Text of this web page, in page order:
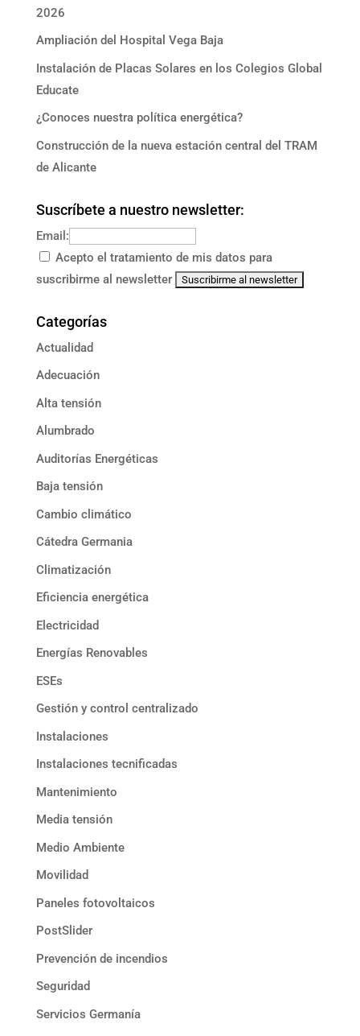
2026
Ampliación del Hospital Vega Baja
Instalación de Placas Solares en los Colegios Global
Educate
¿Conoces nuestra política energética?
Construcción de la nueva estación central del TRAM
de Alicante
Suscríbete a nuestro newsletter:
Email:
Acepto el tratamiento de mis datos para
suscribirme al newsletter
Categorías
Actualidad
Adecuación
Alta tensión
Alumbrado
Auditorías Energéticas
Baja tensión
Cambio climático
Cátedra Germania
Climatización
Eficiencia energética
Electricidad
Energías Renovables
ESEs
Gestión y control centralizado
Instalaciones
Instalaciones tecnificadas
Mantenimiento
Media tensión
Medio Ambiente
Movilidad
Paneles fotovoltaicos
PostSlider
Prevención de incendios
Seguridad
Servicios Germanía